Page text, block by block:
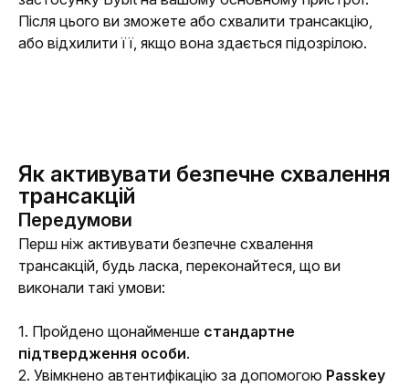
Після цього ви зможете або схвалити трансакцію,
або відхилити її, якщо вона здається підозрілою.
Як активувати безпечне схвалення
трансакцій
Передумови
Перш ніж активувати безпечне схвалення
трансакцій, будь ласка, переконайтеся, що ви
виконали такі умови:
1. Пройдено щонайменше стандартне
підтвердження особи.
2. Увімкнено автентифікацію за допомогою